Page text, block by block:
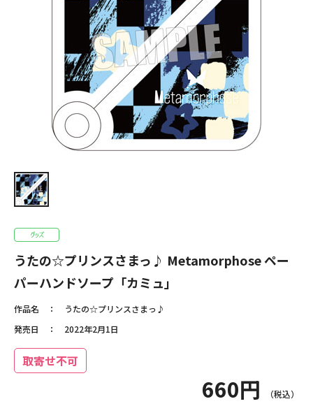
うたの☆プリンスさまっ♪ Metamorphose ペー
パーハンドソープ「カミュ」
作品名
うたの☆プリンスさまっ♪
発売日
2022年2月1日
取寄せ不可
660円